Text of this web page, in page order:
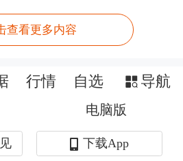
，伊朗原油产量约为
，占全球海运原油出口
失败可能使美国对伊
加剧，在上一轮制裁周
查看更多内容
行情 自选 导航
电脑版
下载App